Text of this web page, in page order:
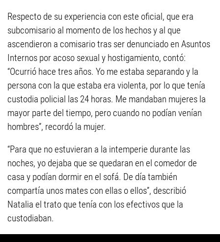
Respecto de su experiencia con este oficial, que era
subcomisario al momento de los hechos y al que
ascendieron a comisario tras ser denunciado en Asuntos
Internos por acoso sexual y hostigamiento, contó:
“Ocurrió hace tres años. Yo me estaba separando y la
persona con la que estaba era violenta, por lo que tenía
custodia policial las 24 horas. Me mandaban mujeres la
mayor parte del tiempo, pero cuando no podían venían
hombres”, recordó la mujer.
“Para que no estuvieran a la intemperie durante las
noches, yo dejaba que se quedaran en el comedor de
casa y podían dormir en el sofá. De día también
compartía unos mates con ellas o ellos”, describió
Natalia el trato que tenía con los efectivos que la
custodiaban.